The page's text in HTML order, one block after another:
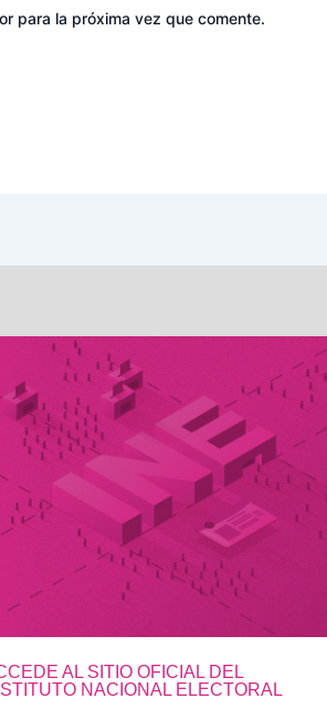
para la próxima vez que comente.
AL SITIO OFICIAL DEL
NACIONAL ELECTORAL